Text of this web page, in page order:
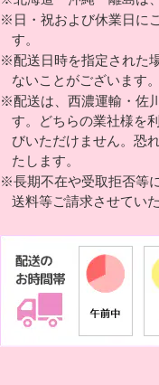
※日・祝および休業日に
す。
※配送日時を指定された
ないことがございます。
※配送は、西濃運輸・佐
す。どちらの業社様を
びいただけません。恐
たします。
※長期不在や受取拒否等
送料等ご請求させてい